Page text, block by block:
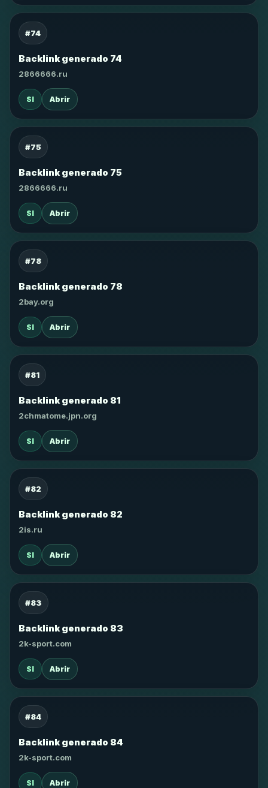
#74
Backlink generado 74
2866666.ru
SI Abrir
#75
Backlink generado 75
2866666.ru
SI Abrir
#78
Backlink generado 78
2bay.org
SI Abrir
#81
Backlink generado 81
2chmatome.jpn.org
SI Abrir
#82
Backlink generado 82
2is.ru
SI Abrir
#83
Backlink generado 83
2k-sport.com
SI Abrir
#84
Backlink generado 84
2k-sport.com
SI Abrir